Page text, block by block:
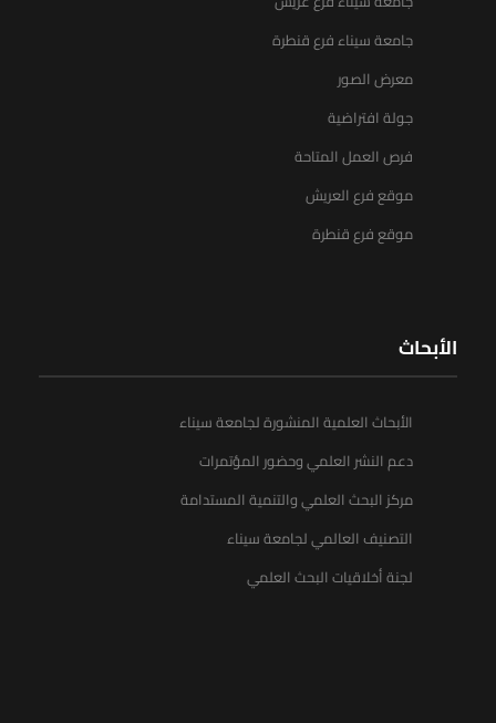
جامعة سيناء فرع قنطرة
معرض الصور
جولة افتراضية
فرص العمل المتاحة
موقع فرع العريش
موقع فرع قنطرة
الأبحاث
الأبحاث العلمية المنشورة لجامعة سيناء
دعم النشر العلمي وحضور المؤتمرات
مركز البحث العلمي والتنمية المستدامة
التصنيف العالمي لجامعة سيناء
لجنة أخلاقيات البحث العلمي